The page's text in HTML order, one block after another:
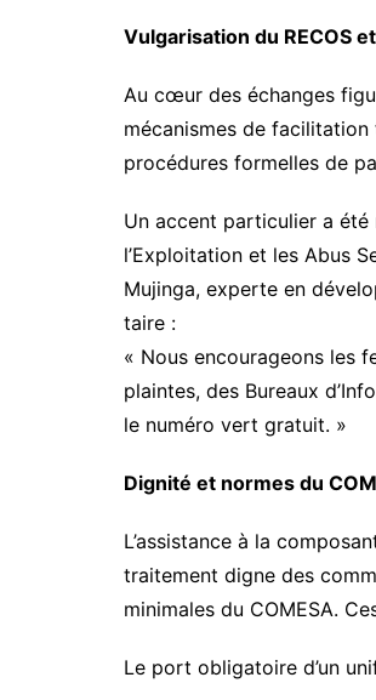
​Vulgarisation du RECOS
​Au cœur des échanges
mécanismes de
procédures formelles de
​Un accent particulier a été
l’Exploitation et les Abus
Mujinga, experte en
taire :
​« Nous encourageons les
plaintes, des Bureaux
le numéro vert gratuit. »
​Dignité et normes du
​L’assistance à la
traitement digne des
minimales du COMESA.
​Le port obligatoire d’un